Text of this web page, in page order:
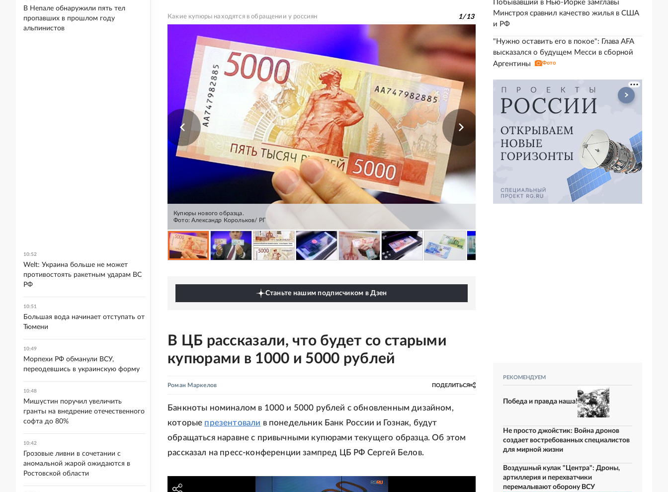
Какие купюры находятся в обращении у россиян 1/13
Купюры нового образца.
Фото: Александр Корольков/ РГ
Станьте нашим подписчиком в Дзен
В ЦБ рассказали, что будет со старыми
купюрами в 1000 и 5000 рублей
Роман Маркелов ПОДЕЛИТЬСЯ
Банкноты номиналом в 1000 и 5000 рублей с обновленным дизайном,
которые презентовали в понедельник Банк России и Гознак, будут
обращаться наравне с привычными купюрами текущего образца. Об этом
рассказал на пресс-конференции зампред ЦБ РФ Сергей Белов.
Побывавший в Нью-Йорке замглавы
Минстроя сравнил качество жилья в США
и РФ
"Нужно оставить его в покое": Глава AFA
высказался о будущем Месси в сборной
Аргентины
Фото
РЕКОМЕНДУЕМ
Победа и правда наша!
Не просто джойстик: Война дронов
создает востребованных специалистов
для мирной жизни
Воздушный кулак "Центра": Дроны,
артиллерия и перехватчики
перемалывают оборону ВСУ
В Непале обнаружили пять тел
пропавших в прошлом году
альпинистов
10:52
Welt: Украина больше не может
противостоять ракетным ударам ВС
РФ
10:51
Большая вода начинает отступать от
Тюмени
10:49
Морпехи РФ обманули ВСУ,
переодевшись в украинскую форму
10:48
Мишустин поручил увеличить
гранты на внедрение отечественного
софта до 80%
10:42
Грозовые ливни в сочетании с
аномальной жарой ожидаются в
Ростовской области